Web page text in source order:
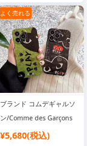
XS Max ケース
Ultra ケース
Noteシリーズケース
case スーツケース型 ロゴ
付き コムデギャルソン イ
ヤホン ケース
よく売れる
ブランド コムデギャルソ
ン/Comme des Garçons
スマホケース
¥5,680(税込)